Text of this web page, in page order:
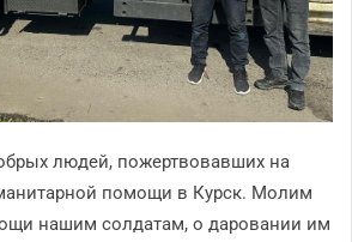
людей, пожертвовавших на
помощи в Курск. Молим
нашим солдатам, о даровании им